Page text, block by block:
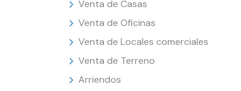
Venta de Casas
Venta de Oficinas
Venta de Locales comerciales
Venta de Terreno
Arriendos